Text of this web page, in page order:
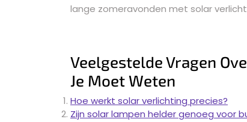
lange zomeravonden met solar
Veelgestelde Vragen
Je Moet Weten
Hoe werkt solar verlichting precies?
Zijn solar lampen helder genoeg voor